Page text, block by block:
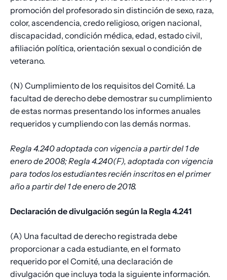
promoción del profesorado sin distinción de sexo, raza,
color, ascendencia, credo religioso, origen nacional,
discapacidad, condición médica, edad, estado civil,
afiliación política, orientación sexual o condición de
veterano.
(N) Cumplimiento de los requisitos del Comité. La
facultad de derecho debe demostrar su cumplimiento
de estas normas presentando los informes anuales
requeridos y cumpliendo con las demás normas.
Regla 4.240 adoptada con vigencia a partir del 1 de
enero de 2008; Regla 4.240(F), adoptada con vigencia
para todos los estudiantes recién inscritos en el primer
año a partir del 1 de enero de 2018.
Declaración de divulgación según la Regla 4.241
(A) Una facultad de derecho registrada debe
proporcionar a cada estudiante, en el formato
requerido por el Comité, una declaración de
divulgación que incluya toda la siguiente información.